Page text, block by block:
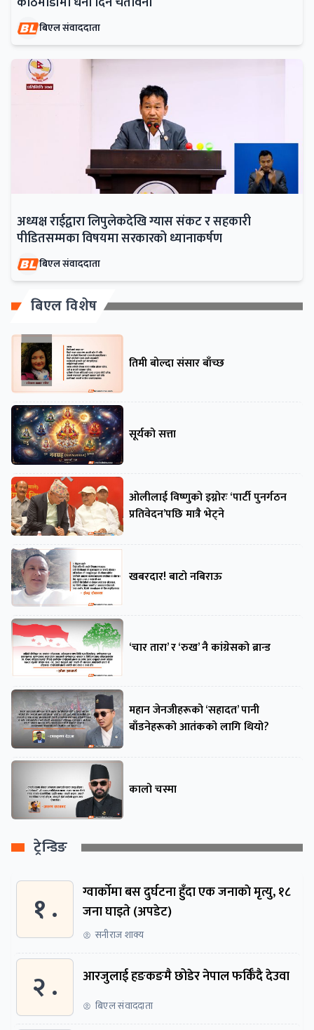
बिएल संवाददाता
अध्यक्ष राईद्वारा लिपुलेकदेखि ग्यास संकट र सहकारी
पीडितसम्मका विषयमा सरकारको ध्यानाकर्षण
बिएल संवाददाता
बिएल विशेष
तिमी बोल्दा संसार बाँच्छ
सूर्यको सत्ता
ओलीलाई विष्णुको इग्नोरः ‘पार्टी पुनर्गठन
प्रतिवेदन’पछि मात्रै भेट्ने
खबरदार! बाटो नबिराऊ
‘चार तारा’ र ‘रुख’ नै कांग्रेसको ब्रान्ड
महान जेनजीहरूको ‘सहादत’ पानी
बाँडनेहरूको आतंकको लागि थियो?
कालो चस्मा
ट्रेन्डिङ
१ .
ग्वार्काेमा बस दुर्घटना हुँदा एक जनाकाे मृत्यु, १८
जना घाइते (अपडेट)
सनीराज शाक्य
२ . आरजुलाई हङकङमै छोडेर नेपाल फर्किँदै देउवा
बिएल संवाददाता